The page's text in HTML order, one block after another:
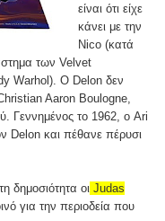
είναι ότι είχε
κάνει με την
Nico (κατά
των Velvet
Warhol). O Delon δεν
Aaron Boulogne,
Γεννημένος το 1962, ο Ari
Delon και πέθανε πέρυσι
δημοσιότητα οι Judas
για την περιοδεία που